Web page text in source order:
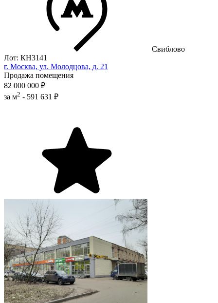
Свиблово
Лот: КН3141
г. Москва, ул. Молодцова, д. 21
Продажа помещения
82 000 000 ₽
за м2 - 591 631 ₽